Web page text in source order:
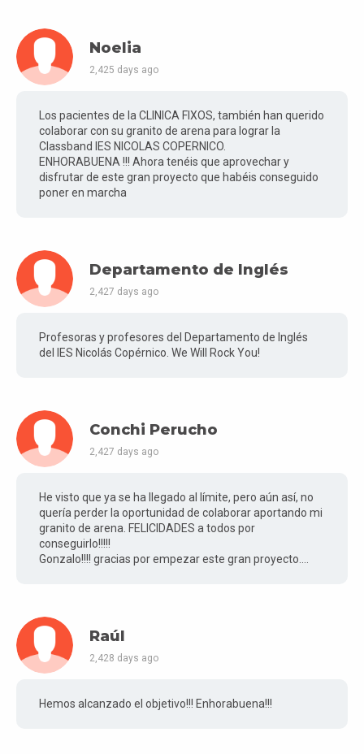
Noelia
2,425 days ago
Los pacientes de la CLINICA FIXOS, también han querido
colaborar con su granito de arena para lograr la
Classband IES NICOLAS COPERNICO.
ENHORABUENA !!! Ahora tenéis que aprovechar y
disfrutar de este gran proyecto que habéis conseguido
poner en marcha
Departamento de Inglés
2,427 days ago
Profesoras y profesores del Departamento de Inglés
del IES Nicolás Copérnico. We Will Rock You!
Conchi Perucho
2,427 days ago
He visto que ya se ha llegado al límite, pero aún así, no
quería perder la oportunidad de colaborar aportando mi
granito de arena. FELICIDADES a todos por
conseguirlo!!!!!
Gonzalo!!!! gracias por empezar este gran proyecto....
Raúl
2,428 days ago
Hemos alcanzado el objetivo!!! Enhorabuena!!!